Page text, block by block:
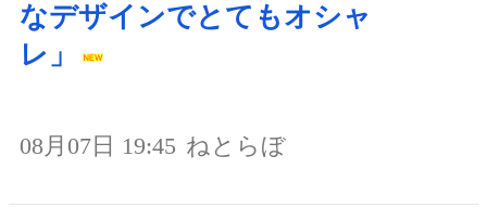
なデザインでとてもオシャ
レ」
08月07日 19:45 ねとらぼ